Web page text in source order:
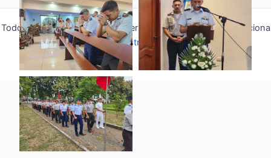
Todos los derechos © 2026 Fuerza Aérea Ecuatoriana | Funciona
gracias aTema Astra para WordPress